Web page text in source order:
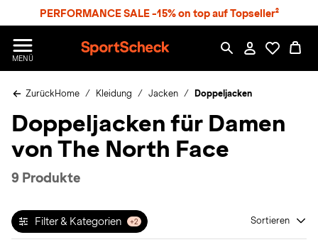
PERFORMANCE SALE -15% on top auf Topseller²
MENÜ
p
r
S
h
c
ZurückHome Kleidung Jacken Doppeljacken
Doppeljacken für Damen
von The North Face
9 Produkte
Filter & Kategorien +2 Sortieren